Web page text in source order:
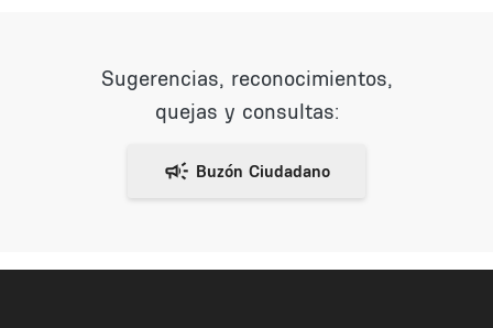
Sugerencias, reconocimientos,
quejas y consultas: